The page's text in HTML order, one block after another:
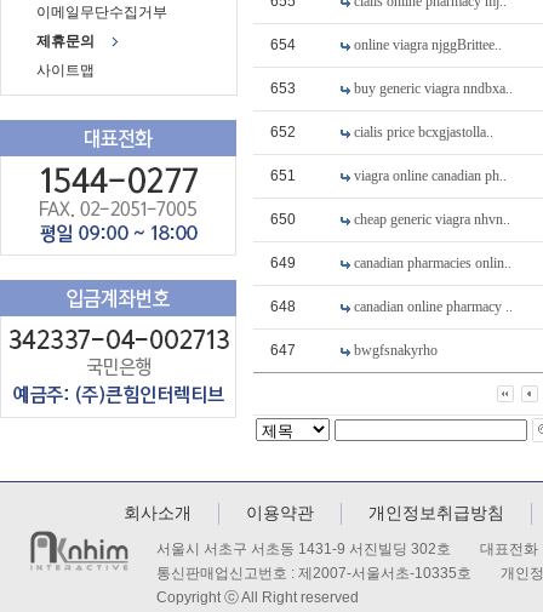
이메일무단수집거부
제휴문의
사이트맵
654 online viagra njggBrittee..
653 buy generic viagra nndbxa..
652 cialis price bcxgjastolla..
651 viagra online canadian ph..
650 cheap generic viagra nhvn..
649 canadian pharmacies onlin..
648 canadian online pharmacy ..
647 bwgfsnakyrho
회사소개 이용약관 개인정보취급방침
서울시 서초구 서초동 1431-9 서진빌딩 302호 대표
통신판매업신고번호 : 제2007-서울서초-10335호 개인정
Copyright ⓒ All Right reserved